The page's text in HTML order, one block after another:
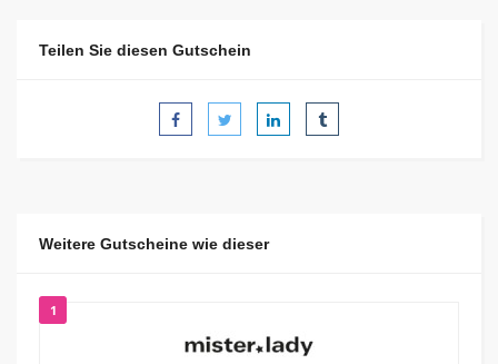
Teilen Sie diesen Gutschein
Weitere Gutscheine wie dieser
1